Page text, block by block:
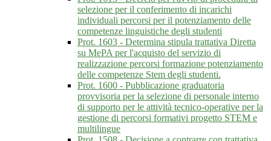
selezione per il conferimento di incarichi
individuali percorsi per il potenziamento delle
competenze linguistiche degli studenti
Prot. 1603 - Determina stipula trattativa Diretta
su MePA per l'acquisto del servizio di
realizzazione percorsi formazione potenziamento
delle competenze Stem degli studenti.
Prot. 1600 - Pubblicazione graduatoria
provvisoria per la selezione di personale interno
di supporto per le attività tecnico-operative per la
gestione di percorsi formativi progetto STEM e
multilingue